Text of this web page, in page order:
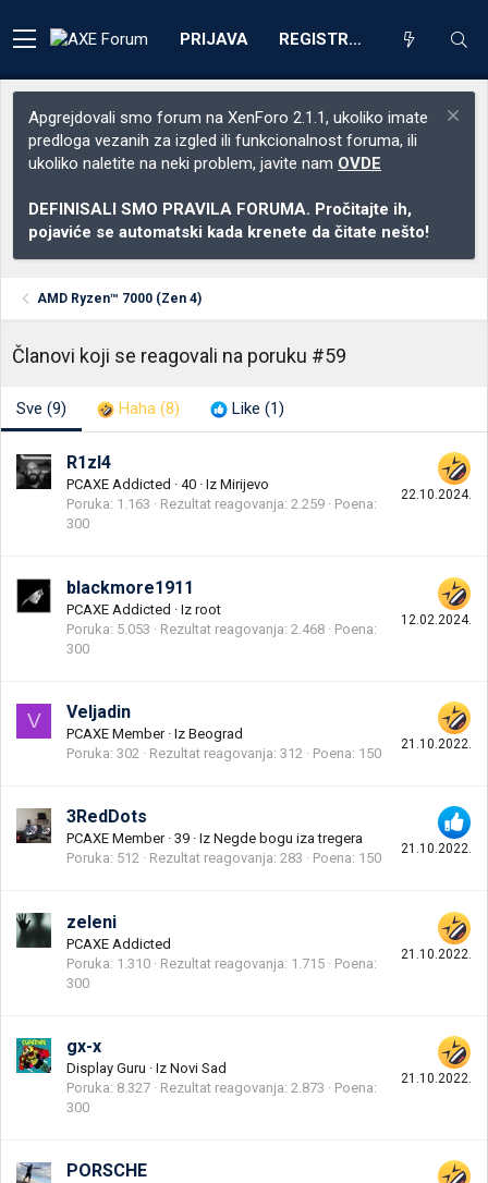
PRIJAVA REGISTRACIJA
Apgrejdovali smo forum na XenForo 2.1.1, ukoliko imate
predloga vezanih za izgled ili funkcionalnost foruma, ili
ukoliko naletite na neki problem, javite nam OVDE
DEFINISALI SMO PRAVILA FORUMA. Pročitajte ih,
pojaviće se automatski kada krenete da čitate nešto!
AMD Ryzen™ 7000 (Zen 4)
Članovi koji se reagovali na poruku #59
Sve (9) Haha (8) Like (1)
22.10.2024.
R1zl4
PCAXE Addicted · 40 · Iz Mirijevo
Poruka 1.163 Rezultat reagovanja 2.259
Poena
300
12.02.2024.
blackmore1911
PCAXE Addicted · Iz root
Poruka 5.053 Rezultat reagovanja 2.468
Poena
300
V
21.10.2022.
Veljadin
PCAXE Member · Iz Beograd
Poruka 302 Rezultat reagovanja 312 Poena 150
21.10.2022.
3RedDots
PCAXE Member · 39 · Iz Negde bogu iza tregera
Poruka 512 Rezultat reagovanja 283 Poena 150
21.10.2022.
zeleni
PCAXE Addicted
Poruka 1.310 Rezultat reagovanja 1.715
Poena
300
21.10.2022.
gx-x
Display Guru · Iz Novi Sad
Poruka 8.327 Rezultat reagovanja 2.873
Poena
300
PORSCHE